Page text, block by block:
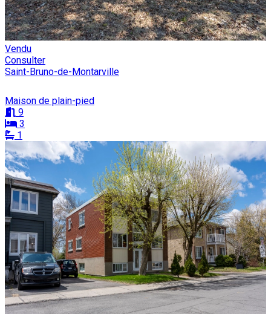
Vendu
Consulter
Saint-Bruno-de-Montarville
Maison de plain-pied
9
3
1